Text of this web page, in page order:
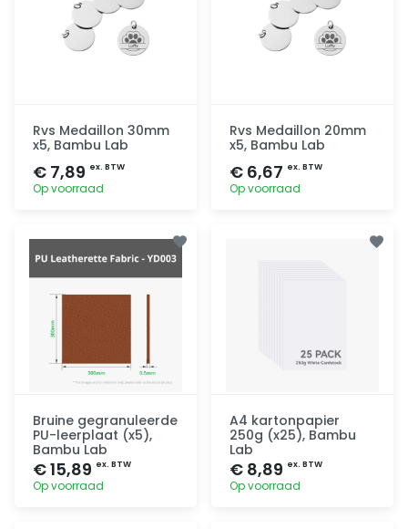
Rvs Medaillon 30mm
x5, Bambu Lab
€ 7,89 ex. BTW
Op voorraad
Rvs Medaillon 20mm
x5, Bambu Lab
€ 6,67 ex. BTW
Op voorraad
Bruine gegranuleerde
PU-leerplaat (x5),
Bambu Lab
€ 15,89 ex. BTW
Op voorraad
A4 kartonpapier
250g (x25), Bambu
Lab
€ 8,89 ex. BTW
Op voorraad